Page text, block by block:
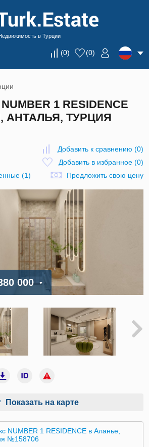
в Турции
(0) (0)
1 RESIDENCE
АНТАЛЬЯ, ТУРЦИЯ
Добавить к сравнению (0)
Добавить в избранное(0)
(1)
Предложить свою цену
000
Показать на карте
NUMBER 1 RESIDENCE в Аланье,
№158706